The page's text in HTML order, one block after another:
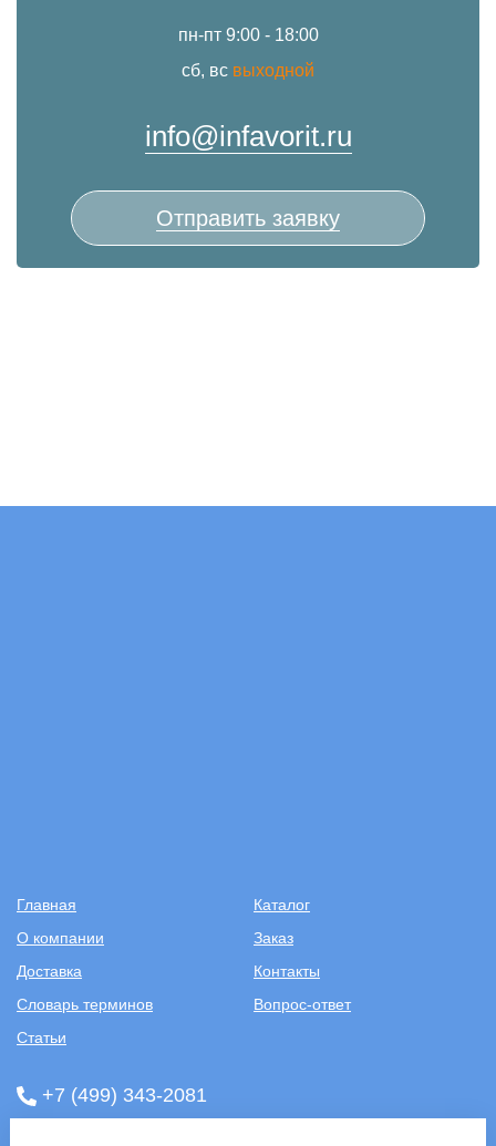
пн-пт 9:00 - 18:00
сб, вс выходной
info@infavorit.ru
Отправить заявку
Главная
Каталог
О компании
Заказ
Доставка
Контакты
Словарь терминов
Вопрос-ответ
Статьи
+7 (499) 343-2081